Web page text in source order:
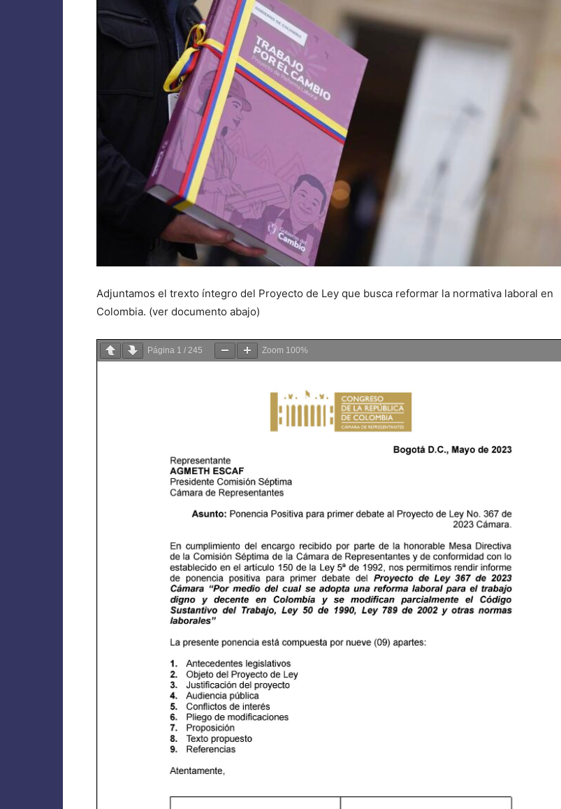
Adjuntamos el trexto íntegro del Proyecto de Ley que busca reformar la normativa laboral en
Colombia. (ver documento abajo)
Página 1 / 245 Zoom 100%